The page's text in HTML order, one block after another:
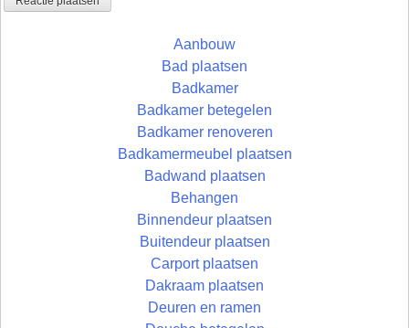
Aanbouw
Bad plaatsen
Badkamer
Badkamer betegelen
Badkamer renoveren
Badkamermeubel plaatsen
Badwand plaatsen
Behangen
Binnendeur plaatsen
Buitendeur plaatsen
Carport plaatsen
Dakraam plaatsen
Deuren en ramen